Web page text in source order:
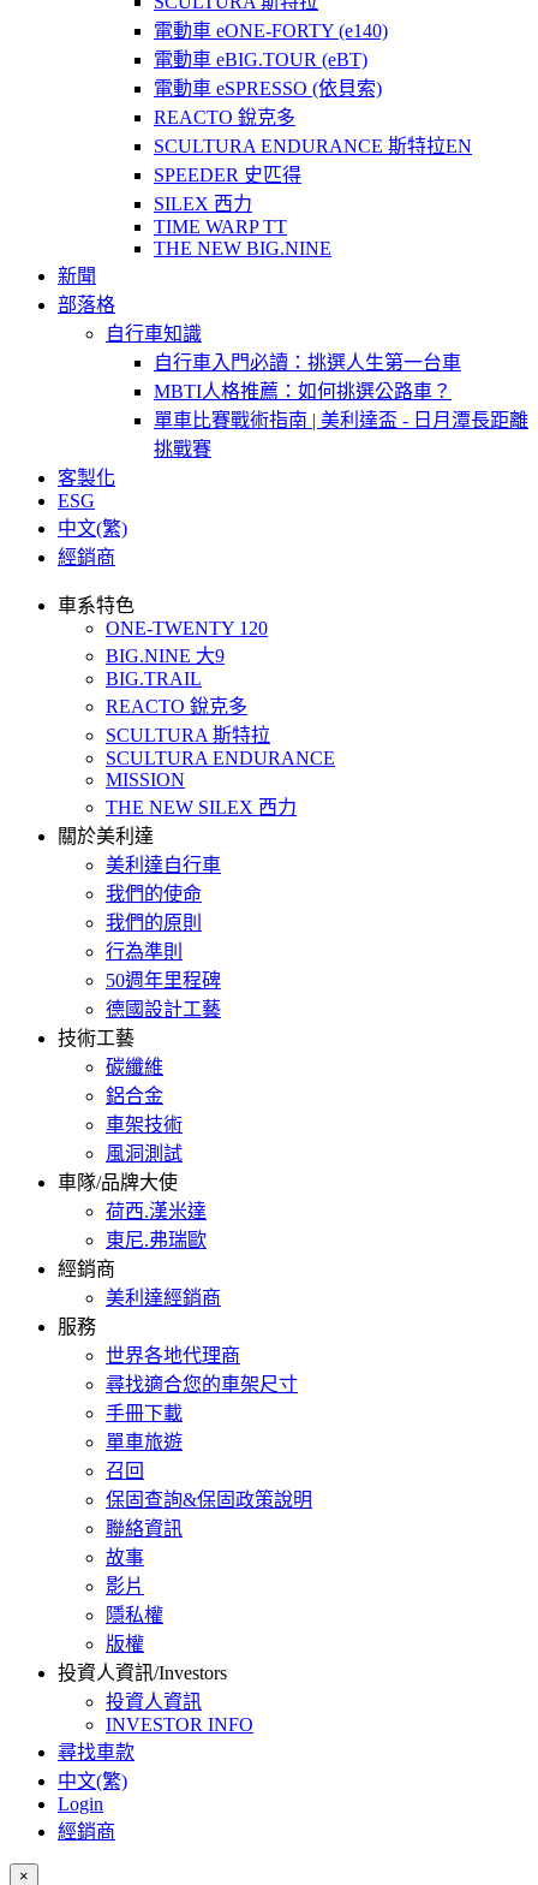
電動車 eONE-FORTY (e140)
電動車 eBIG.TOUR (eBT)
電動車 eSPRESSO (依貝索)
REACTO 銳克多
SCULTURA ENDURANCE 斯特拉EN
SPEEDER 史匹得
SILEX 西力
TIME WARP TT
THE NEW BIG.NINE
新聞
部落格
自行車知識
自行車入門必讀：挑選人生第一台車
MBTI人格推薦：如何挑選公路車？
單車比賽戰術指南 | 美利達盃 - 日月潭長距離
挑戰賽
客製化
ESG
中文(繁)
經銷商
車系特色
ONE-TWENTY 120
BIG.NINE 大9
BIG.TRAIL
REACTO 銳克多
SCULTURA 斯特拉
SCULTURA ENDURANCE
MISSION
THE NEW SILEX 西力
關於美利達
美利達自行車
我們的使命
我們的原則
行為準則
50週年里程碑
德國設計工藝
技術工藝
碳纖維
鋁合金
車架技術
風洞測試
車隊/品牌大使
荷西.漢米達
東尼.弗瑞歐
經銷商
美利達經銷商
服務
世界各地代理商
尋找適合您的車架尺寸
手冊下載
單車旅遊
召回
保固查詢&保固政策說明
聯絡資訊
故事
影片
隱私權
版權
投資人資訊/Investors
投資人資訊
INVESTOR INFO
尋找車款
中文(繁)
Login
經銷商
×